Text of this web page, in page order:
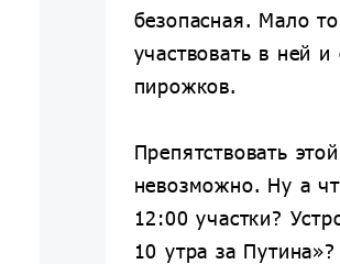
безопасная. Мало
участвовать в ней
пирожков.
Препятствовать
невозможно. Ну а
12:00 участки?
10 утра за